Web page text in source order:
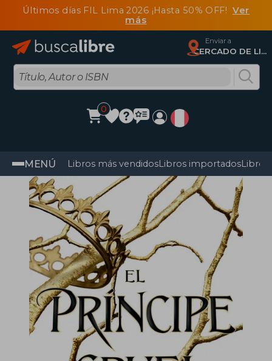
Últimos días FIL Lima 2026 ¡Hasta 50% OFF!Ver
más
Enviar a
CERCADO DE LIMA, Lima
0
MENÚ Libros más vendidosLibros importadosLibros